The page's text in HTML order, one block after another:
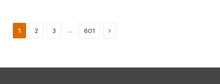
1 2 3 … 601 Next